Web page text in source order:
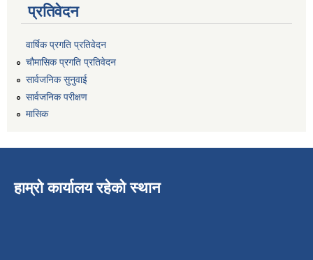
प्रतिवेदन
वार्षिक प्रगति प्रतिवेदन
चौमासिक प्रगति प्रतिवेदन
सार्वजनिक सुनुवाई
सार्वजनिक परीक्षण
मासिक
हाम्रो कार्यालय रहेको स्थान